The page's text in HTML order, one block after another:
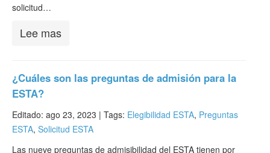
solicitud…
Lee mas
¿Cuáles son las preguntas de admisión para la
ESTA?
Editado: ago 23, 2023 | Tags: Elegibilidad ESTA, Preguntas
ESTA, Solicitud ESTA
Las nueve preguntas de admisibilidad del ESTA tienen por